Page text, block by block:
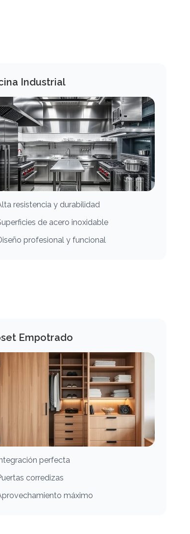
Industrial
resistencia y durabilidad
de acero inoxidable
profesional y funcional
Empotrado
perfecta
corredizas
máximo